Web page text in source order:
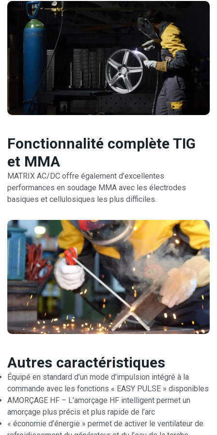
Fonctionnalité complète TIG
et MMA
MATRIX AC/DC offre également d’excellentes
performances en soudage MMA avec les électrodes
basiques et cellulosiques les plus difficiles.
Autres caractéristiques
Équipé en standard d’un mode d’impulsion intégré à la
commande avec les fonctions « EASY PULSE » disponibles
AMORÇAGE HF – L’amorçage HF intelligent permet un
amorçage plus précis et plus rapide de l’arc
« économie d’énergie » permet de activer le ventilateur de